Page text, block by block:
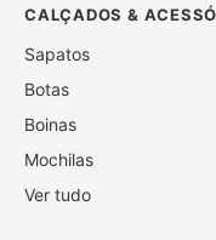
CALÇADOS &
Sapatos
Botas
Boinas
Mochilas
Ver tudo